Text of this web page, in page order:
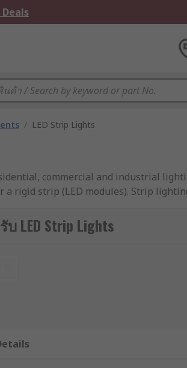
/ LED Strip Lights
commercial and industrial
rigid strip (LED modules). Strip
are very popular for lighting as
popular in industry, while warm white
LED Strip Lights